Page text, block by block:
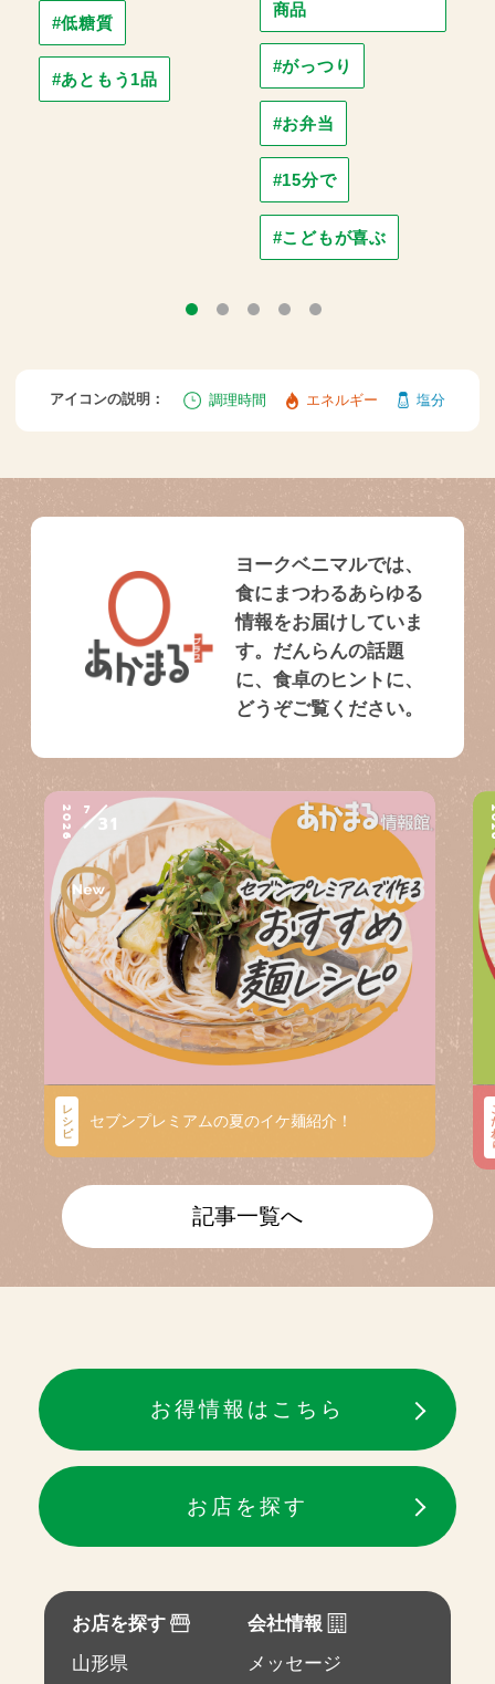
#低糖質
#あともう1品
商品
#がっつり
#お弁当
#15分で
#こどもが喜ぶ
アイコンの説明： 調理時間 エネルギー 塩分
ヨークベニマルでは、
食にまつわるあらゆる
情報をお届けしていま
す。だんらんの話題
に、食卓のヒントに、
どうぞご覧ください。
2026 7
31
レ
シ
ピ
セブンプレミアムの夏のイケ麺紹介！
記事一覧へ
お得情報はこちら
お店を探す
お店を探す
山形県
会社情報
メッセージ